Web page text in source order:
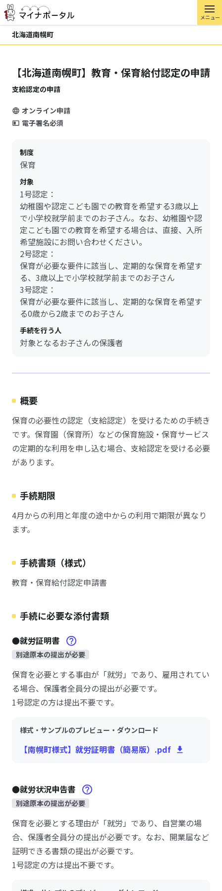
メニュー
北海道南幌町
【北海道南幌町】教育・保育給付認定の申請
支給認定の申請
オンライン申請
電子署名必須
制度
保育
対象
1号認定：
幼稚園や認定こども園での教育を希望する3歳以上
で小学校就学前までのお子さん。なお、幼稚園や認
定こども園での教育を希望する場合は、直接、入所
希望施設にお問い合わせください。
2号認定：
保育が必要な要件に該当し、定期的な保育を希望す
る、3歳以上で小学校就学前までのお子さん
3号認定：
保育が必要な要件に該当し、定期的な保育を希望す
る0歳から2歳までのお子さん
手続を行う人
対象となるお子さんの保護者
概要
保育の必要性の認定（支給認定）を受けるための手続き
です。保育園（保育所）などの保育施設・保育サービス
の定期的な利用を申し込む場合、支給認定を受ける必要
があります。
手続期限
4月からの利用と年度の途中からの利用で期限が異なり
ます。
手続書類（様式）
教育・保育給付認定申請書
手続に必要な添付書類
●就労証明書
別途原本の提出が必要
保育を必要とする事由が「就労」であり、雇用されてい
る場合、保護者全員分の提出が必要です。
1号認定の方は提出不要です。
様式・サンプルのプレビュー・ダウンロード
【南幌町様式】就労証明書（簡易版）.pdf
●就労状況申告書
別途原本の提出が必要
保育を必要とする理由が「就労」であり、自営業の場
合、保護者全員分の提出が必要です。なお、開業届など
証明できる書類の提出が必要です。
1号認定の方は提出不要です。